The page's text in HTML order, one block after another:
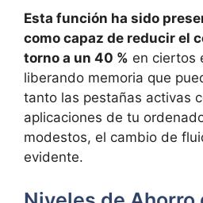
Esta función ha sido
como capaz de reducir el
torno a un 40 % en ciertos
liberando memoria que
tanto las pestañas activas
aplicaciones de tu
modestos, el cambio de
evidente.